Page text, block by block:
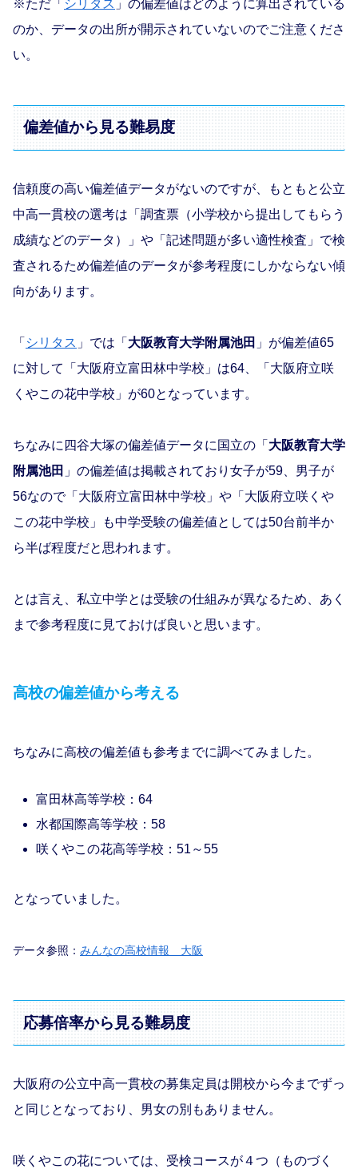
※ただ「 シリタス 」の偏差値はどのように算出されている
のか、データの出所が開示されていないのでご注意くださ
い。
偏差値から見る難易度
信頼度の高い偏差値データがないのですが、もともと公立
中高一貫校の選考は「調査票（小学校から提出してもらう
成績などのデータ）」や「記述問題が多い適性検査」で検
査されるため偏差値のデータが参考程度にしかならない傾
向があります。
「 シリタス 」では「 大阪教育大学附属池田 」が偏差値65
に対して「大阪府立富田林中学校」は64、「大阪府立咲
くやこの花中学校」が60となっています。
ちなみに四谷大塚の偏差値データに国立の「 大阪教育大学
附属池田 」の偏差値は掲載されており女子が59、男子が
56なので「大阪府立富田林中学校」や「大阪府立咲くや
この花中学校」も中学受験の偏差値としては50台前半か
ら半ば程度だと思われます。
とは言え、私立中学とは受験の仕組みが異なるため、あく
まで参考程度に見ておけば良いと思います。
高校の偏差値から考える
ちなみに高校の偏差値も参考までに調べてみました。
富田林高等学校：64
水都国際高等学校：58
咲くやこの花高等学校：51～55
となっていました。
データ参照： みんなの高校情報 大阪
応募倍率から見る難易度
大阪府の公立中高一貫校の募集定員は開校から今までずっ
と同じとなっており、男女の別もありません。
咲くやこの花については、受検コースが４つ（ものづく